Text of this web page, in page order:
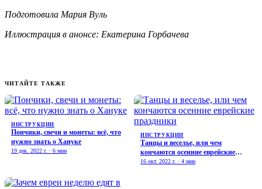
Подготовила Мария Вуль
Иллюстрация в анонсе: Екатерина Горбачева
ЧИТАЙТЕ ТАКЖЕ
ИНСТРУКЦИИ
Пончики, свечи и монеты: всё, что
нужно знать о Хануке
19 дек. 2022 г. · 6 мин
ИНСТРУКЦИИ
Танцы и веселье, или чем
кончаются осенние еврейские
праздники
16 окт. 2022 г. · 4 мин